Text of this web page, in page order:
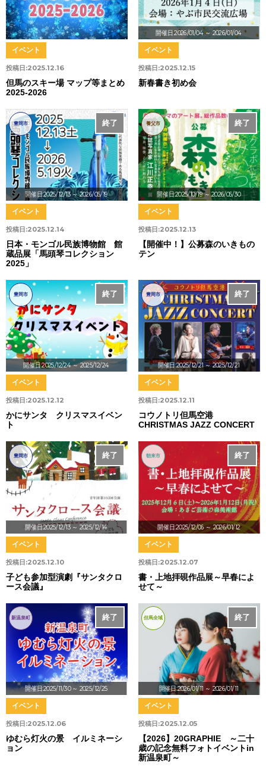
投稿日:2025.12.16
イベント
但馬のスキー場 マップ等まとめ
2025-2026
開催日:2026/01/04～ 2026/01/04
投稿日:2025.12.15
イベント
新春書き初め会
開催日:2025/12/13 ～ 2026/05/19
終了
豊岡市
投稿日:2025.12.14
イベント
日本・モンゴル民族博物館 館
蔵品展「馬頭琴コレクション
2025」
開催日:2025/10/19～ 2026/05/30
終了
養父市
投稿日:2025.12.13
イベント
【開催中！】公募森のいきもの
テン
開催日:2025/12/24～ 2025/12/24
終了
豊岡市
投稿日:2025.12.12
イベント
かにサンタ クリスマスイベン
ト
開催日:2025/12/21～ 2025/12/21
終了
豊岡市
投稿日:2025.12.11
イベント
コウノトリ但馬空港
CHRISTMAS JAZZ CONCERT
開催日:2025/12/13 ～ 2025/12/14
終了
豊岡市
投稿日:2025.12.10
イベント
子ども参加型演劇『サンタクロ
ース会議』
開催日:2025/12/06～ 2026/01/12
終了
朝来市
投稿日:2025.12.07
イベント
書・上地拝硯作品展～早春によ
せて～
開催日:2025/11/30 ～ 2025/12/25
終了
新温泉町
投稿日:2025.12.06
イベント
ゆむら灯火の景 イルミネーシ
ョン
開催日:2026/01/11 ～ 2026/01/11
終了
但馬全域
投稿日:2025.12.05
イベント
【2026】20GRAPHIE ～二十
歳の記念無料フォトイベントin
新温泉町～